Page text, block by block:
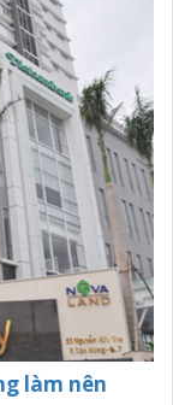
làm nên